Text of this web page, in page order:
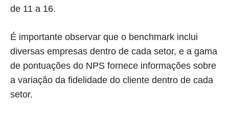
de 11 a 16.
É importante observar que o benchmark inclui
diversas empresas dentro de cada setor, e a gama
de pontuações do NPS fornece informações sobre
a variação da fidelidade do cliente dentro de cada
setor.